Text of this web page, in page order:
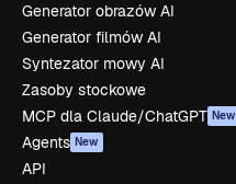
Generator obrazów AI
Generator filmów AI
Syntezator mowy AI
Zasoby stockowe
MCP dla Claude/ChatGPT New
Agents New
API